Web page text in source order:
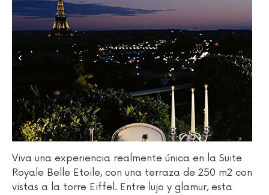
Viva una experiencia realmente única en la Suite
Royale Belle Etoile, con una terraza de 250 m2 con
vistas a la torre Eiffel. Entre lujo y glamur, esta